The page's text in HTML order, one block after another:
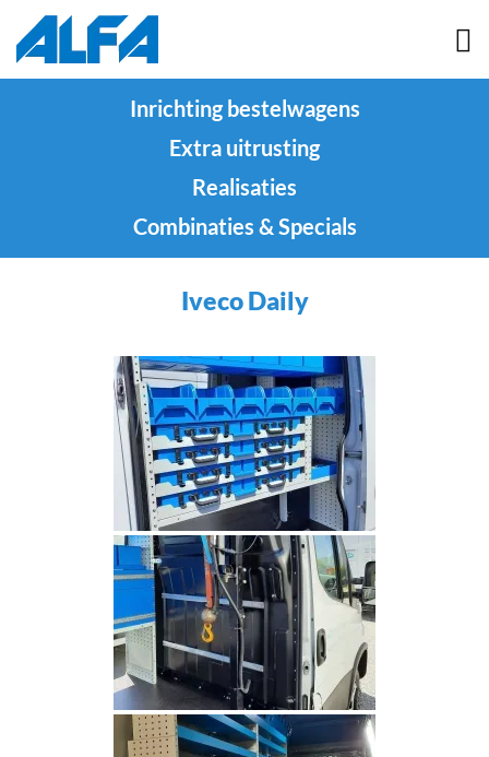
Inrichting bestelwagens
Extra uitrusting
Realisaties
Combinaties & Specials
Iveco Daily